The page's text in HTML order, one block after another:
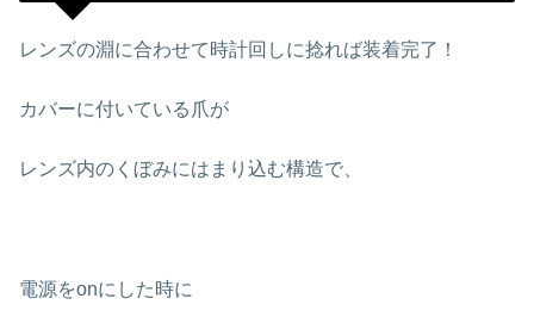
レンズの淵に合わせて時計回しに捻れば装着完了！
カバーに付いている爪が
レンズ内のくぼみにはまり込む構造で、
電源をonにした時に